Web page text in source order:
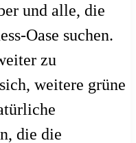
und alle, die
Oase suchen.
zu
weitere grüne
die die